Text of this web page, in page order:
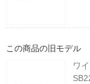
この商品の旧モデル
ワ